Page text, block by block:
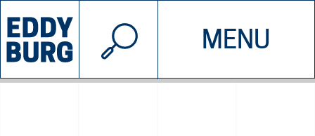
MENU
INIZIATIVE CHI SIAMO
© 2026 EDDYBURG